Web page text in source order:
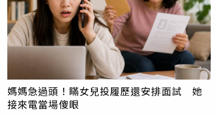
媽媽急過頭！瞞女兒投履歷還安排面試 她
接來電當場傻眼